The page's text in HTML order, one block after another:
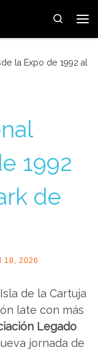
Search
la Expo de 1992 al
1992
de
18, 2026
de la Cartuja
late con más
Legado
jornada de